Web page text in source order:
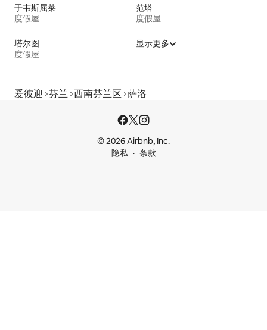
于韦斯屈莱
度假屋
范塔
度假屋
塔尔图
度假屋
显示更多
爱彼迎 芬兰 西南芬兰区 萨洛
© 2026 Airbnb, Inc.
隐私
条款